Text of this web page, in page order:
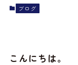
ブログ
こんにちは。